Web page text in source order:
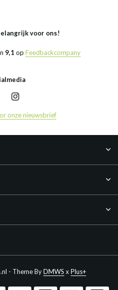
voor ons!
9,1 op Feedbackcompany
onze nieuwsbrief
- Theme ByDMWS x Plus+